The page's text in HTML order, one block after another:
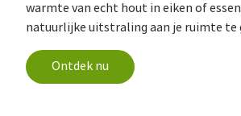
warmte van echt hout in eiken of
natuurlijke uitstraling aan je ruimte te
Ontdek nu